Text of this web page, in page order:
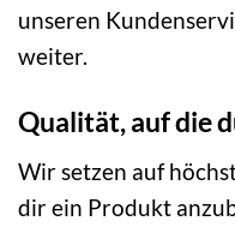
unseren
weiter.
Qualität, auf die
Wir setzen auf
dir ein Produkt